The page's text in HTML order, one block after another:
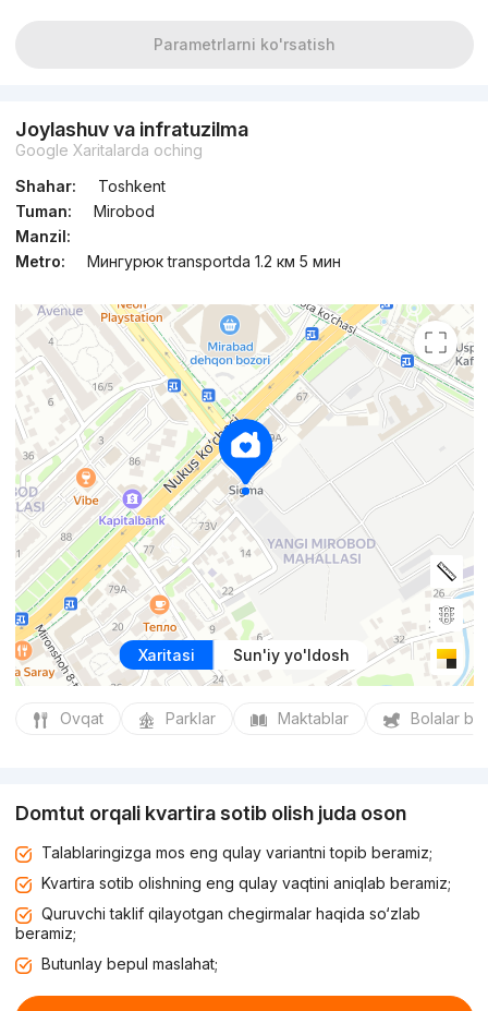
Parametrlarni ko'rsatish
Joylashuv va infratuzilma
Google Xaritalarda oching
Shahar:
Toshkent
Tuman:
Mirobod
Manzil:
Metro:
Мингурюк transportda 1.2 км 5 мин
Xaritasi Sun'iy yo'ldosh
Ovqat Parklar Maktablar Bolalar
Domtut orqali kvartira sotib olish juda oson
Talablaringizga mos eng qulay variantni topib beramiz;
Kvartira sotib olishning eng qulay vaqtini aniqlab beramiz;
Quruvchi taklif qilayotgan chegirmalar haqida so‘zlab
beramiz;
Butunlay bepul maslahat;